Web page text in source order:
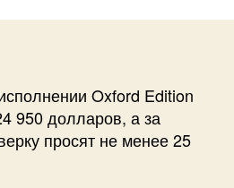
Oxford Edition
950 долларов, а за
просят не менее 25